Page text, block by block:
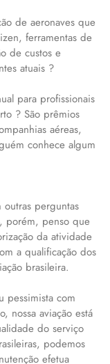
de aeronaves que
ferramentas de
de custos e
atuais ?
para profissionais
? São prêmios
aéreas,
conhece algum
outras perguntas
porém, penso que
da atividade
a qualificação dos
brasileira.
pessimista com
nossa aviação está
do serviço
podemos
efetua